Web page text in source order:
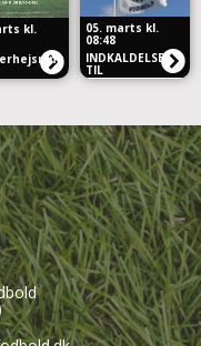
kl. 05. marts kl.
08:48
INDKALDELSE
TIL